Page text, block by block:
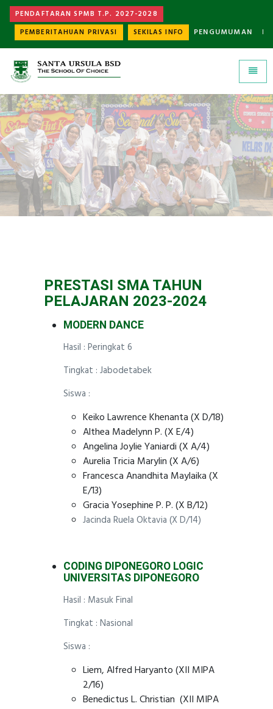
PENDAFTARAN SPMB T.P. 2027-2028
PEMBERITAHUAN PRIVASI
SEKILAS INFO PENGUMUMAN
Universal - go to homepage
PRESTASI SMA TAHUN
PELAJARAN 2023-2024
MODERN DANCE
Hasil : Peringkat 6
Tingkat : Jabodetabek
Siswa :
Keiko Lawrence Khenanta (X D/18)
Althea Madelynn P. (X E/4)
Angelina Joylie Yaniardi (X A/4)
Aurelia Tricia Marylin (X A/6)
Francesca Anandhita Maylaika (X
E/13)
Gracia Yosephine P. P. (X B/12)
Jacinda Ruela Oktavia (X D/14)
CODING DIPONEGORO LOGIC
UNIVERSITAS DIPONEGORO
Hasil : Masuk Final
Tingkat : Nasional
Siswa :
Liem, Alfred Haryanto (XII MIPA
2/16)
Benedictus L. Christian (XII MIPA